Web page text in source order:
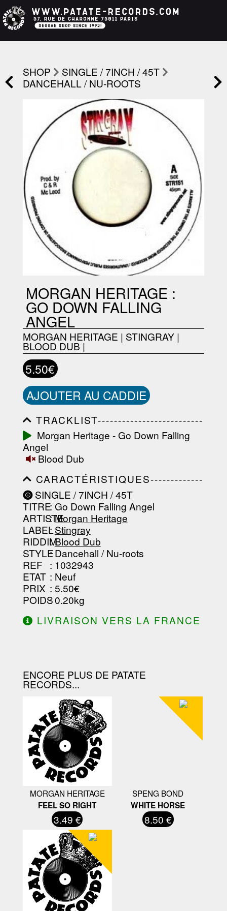
SHOP
SINGLE / 7INCH / 45T
DANCEHALL / NU-ROOTS
MORGAN HERITAGE :
GO DOWN FALLING
ANGEL
MORGAN HERITAGE | STINGRAY|
BLOOD DUB |
5.50€
AJOUTER AU CADDIE
TRACKLIST--------------------------
-----------------------------------------
-----------------------------------------
-----------------------------------------
-----------------------------------------
Morgan Heritage - Go Down Falling
Angel
Blood Dub
CARACTÉRISTIQUES-------------
-----------------------------------------
-----------------------------------------
-----------------------------------------
-----------------------------------------
--------------------------------
SINGLE / 7INCH / 45T
TITRE: Go Down Falling Angel
ARTISTE
:Morgan Heritage
LABEL
:Stingray
RIDDIM
:Blood Dub
STYLE: Dancehall / Nu-roots
REF : 1032943
ETAT : Neuf
PRIX : 5.50€
POIDS: 0.20kg
LIVRAISON VERS LA FRANCE
ENCORE PLUS DE PATATE
RECORDS...
MORGAN HERITAGE
FEEL SO RIGHT
3.49 €
SPENG BOND
WHITE HORSE
8.50 €